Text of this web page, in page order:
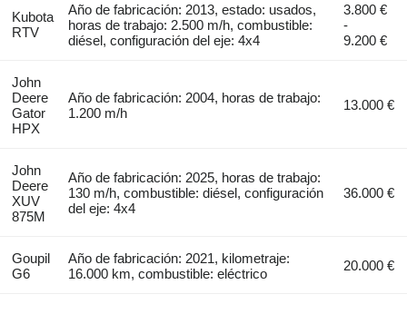
Kubota
RTV
Año de fabricación: 2013, estado: usados,
horas de trabajo: 2.500 m/h, combustible:
diésel, configuración del eje: 4x4
3.800 €
-
9.200 €
John
Deere
Gator
HPX
Año de fabricación: 2004, horas de trabajo:
1.200 m/h
13.000 €
John
Deere
XUV
875M
Año de fabricación: 2025, horas de trabajo:
130 m/h, combustible: diésel, configuración
del eje: 4x4
36.000 €
Goupil
G6
Año de fabricación: 2021, kilometraje:
16.000 km, combustible: eléctrico
20.000 €